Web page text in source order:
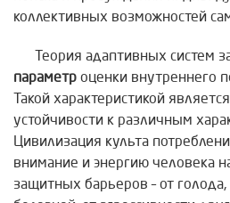
коллективных возможностей
Теория адаптивных систем
параметр оценки внутреннего
Такой характеристикой
устойчивости к различным
Цивилизация культа
внимание и энергию человека
защитных барьеров – от